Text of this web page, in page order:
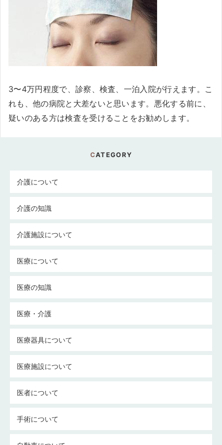
3〜4万円程度で、診察、検査、一泊入院が行えます。こ
れも、他の病院と大差ないと思います。悪化する前に、
疑いのある方は検査を受けることをお勧めします。
CATEGORY
介護について
介護の知識
介護施設について
医療について
医療の知識
医療・介護
医療器具について
医療施設について
医者について
手術について